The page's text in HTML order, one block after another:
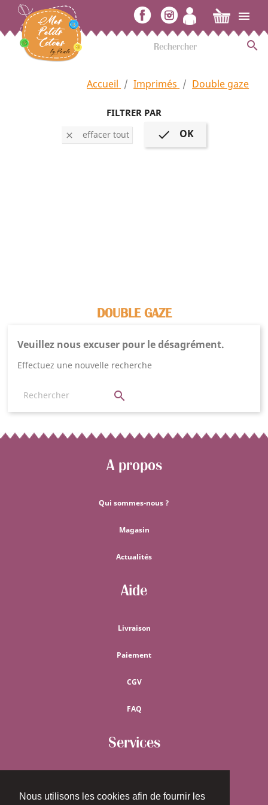
Nous utilisons les cookies afin de fournir les


Accueil Imprimés Double gaze
FILTRER PAR
 effacer tout  OK
DOUBLE GAZE
Veuillez nous excuser pour le désagrément.
Effectuez une nouvelle recherche

A propos
Qui sommes-nous ?
Magasin
Actualités
Aide
Livraison
Paiement
CGV
FAQ
Services